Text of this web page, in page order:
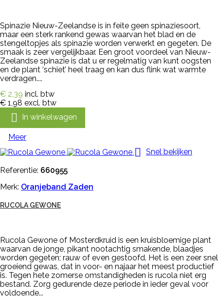
Spinazie Nieuw-Zeelandse is in feite geen spinaziesoort,
maar een sterk rankend gewas waarvan het blad en de
stengeltopjes als spinazie worden verwerkt en gegeten. De
smaak is zeer vergelijkbaar. Een groot voordeel van Nieuw-
Zeelandse spinazie is dat u er regelmatig van kunt oogsten
en de plant ‘schiet’ heel traag en kan dus flink wat warmte
verdragen....
€ 2,39 incl. btw
€ 1,98 excl. btw
 In winkelwagen
Meer
 Snel bekijken
Referentie: 660955
Merk: Oranjeband Zaden
RUCOLA GEWONE
Rucola Gewone of Mosterdkruid is een kruisbloemige plant
waarvan de jonge, pikant nootachtig smakende, blaadjes
worden gegeten; rauw of even gestoofd. Het is een zeer snel
groeiend gewas, dat in voor- en najaar het meest productief
is. Tegen hete zomerse omstandigheden is rucola niet erg
bestand. Zorg gedurende deze periode in ieder geval voor
voldoende...